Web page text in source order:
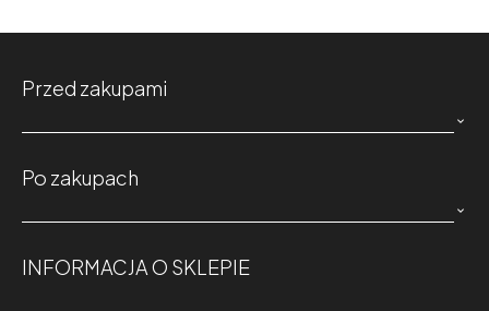
Przed zakupami

Po zakupach

INFORMACJA O SKLEPIE